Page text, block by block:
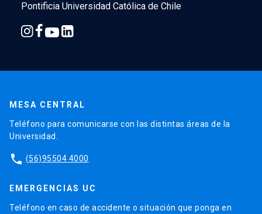
Pontificia Universidad Católica de Chile
MESA CENTRAL
Teléfono para comunicarse con las distintas áreas de la
Universidad.
phone (56)95504 4000
EMERGENCIAS UC
Teléfono en caso de accidente o situación que ponga en